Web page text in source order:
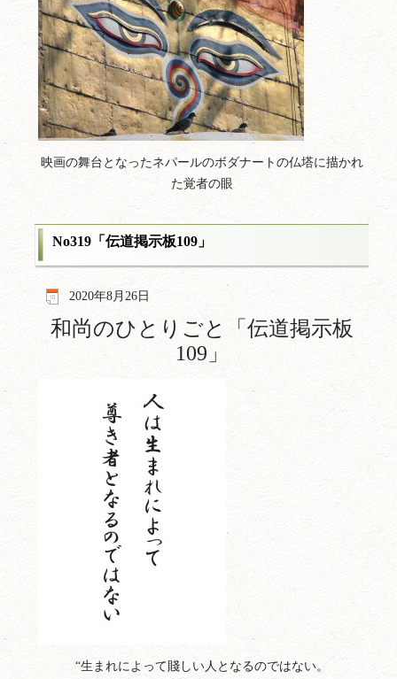
映画の舞台となったネパールのボダナートの仏塔に描かれ
た覚者の眼
No319「伝道掲示板109」
2020年8月26日
和尚のひとりごと「伝道掲示板
109 」
“生まれによって賤しい人となるのではない。